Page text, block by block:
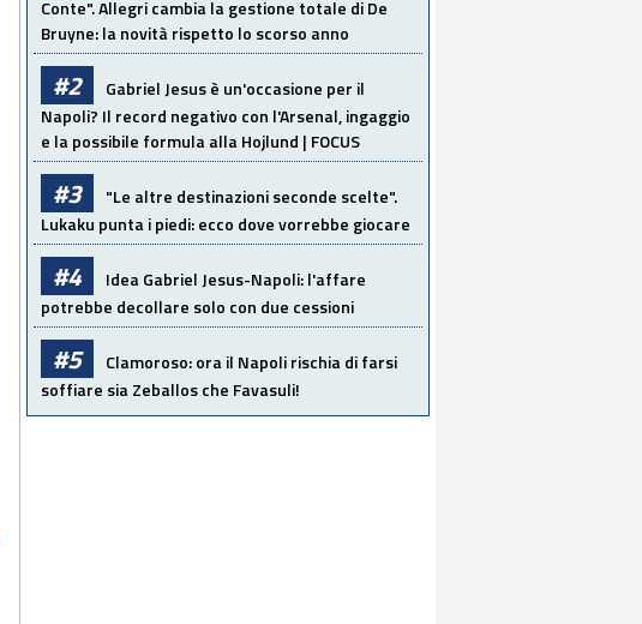
Conte". Allegri cambia la gestione totale di De
Bruyne: la novità rispetto lo scorso anno
#2
Gabriel Jesus è un'occasione per il
Napoli? Il record negativo con l'Arsenal, ingaggio
e la possibile formula alla Hojlund | FOCUS
#3
"Le altre destinazioni seconde scelte".
Lukaku punta i piedi: ecco dove vorrebbe giocare
#4
Idea Gabriel Jesus-Napoli: l'affare
potrebbe decollare solo con due cessioni
#5
Clamoroso: ora il Napoli rischia di farsi
soffiare sia Zeballos che Favasuli!